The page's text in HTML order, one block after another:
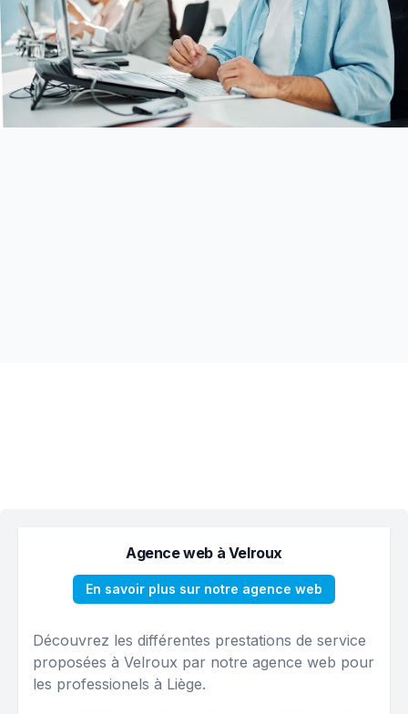
Agence web à Velroux
En savoir plus sur notre agence web
Découvrez les différentes prestations de service
proposées à Velroux par notre agence web pour
les professionels à Liège.